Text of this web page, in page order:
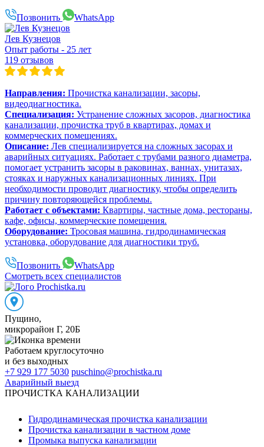
Позвонить WhatsApp
Лев Кузнецов
Опыт работы - 25 лет
119 отзывов
Направления: Прочистка канализации, засоры,
видеодиагностика.
Специализация: Устранение сложных засоров, диагностика
канализации, прочистка труб в квартирах, домах и
коммерческих помещениях.
Описание: Лев специализируется на сложных засорах и
аварийных ситуациях. Работает с трубами разного диаметра,
помогает устранить засоры в раковинах, ваннах, унитазах,
стояках и наружных канализационных линиях. При
необходимости проводит диагностику, чтобы определить
причину повторяющейся проблемы.
Работает с объектами: Квартиры, частные дома, рестораны,
кафе, офисы, коммерческие помещения.
Оборудование: Тросовая машина, гидродинамическая
установка, оборудование для диагностики труб.
Позвонить
WhatsApp
Смотреть всех специалистов
Пущино,
микрорайон Г, 20Б
Работаем круглосуточно
и без выходных
+7 929 177 5030 puschino@prochistka.ru
Аварийный выезд
ПРОЧИСТКА КАНАЛИЗАЦИИ
Гидродинамическая прочистка канализации
Прочистка канализации в частном доме
Промыка выпуска канализации